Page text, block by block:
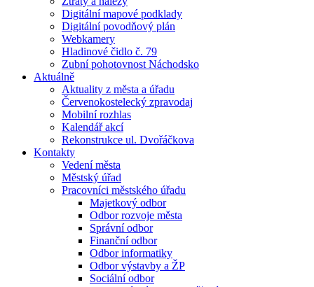
Digitální mapové podklady
Digitální povodňový plán
Webkamery
Hladinové čidlo č. 79
Zubní pohotovnost Náchodsko
Aktuálně
Aktuality z města a úřadu
Červenokostelecký zpravodaj
Mobilní rozhlas
Kalendář akcí
Rekonstrukce ul. Dvořáčkova
Kontakty
Vedení města
Městský úřad
Pracovníci městského úřadu
Majetkový odbor
Odbor rozvoje města
Správní odbor
Finanční odbor
Odbor informatiky
Odbor výstavby a ŽP
Sociální odbor